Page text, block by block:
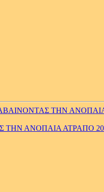
ΤΗΝ
ΑΝΟΠΑΙΑ ΑΤΡΑΠΟ